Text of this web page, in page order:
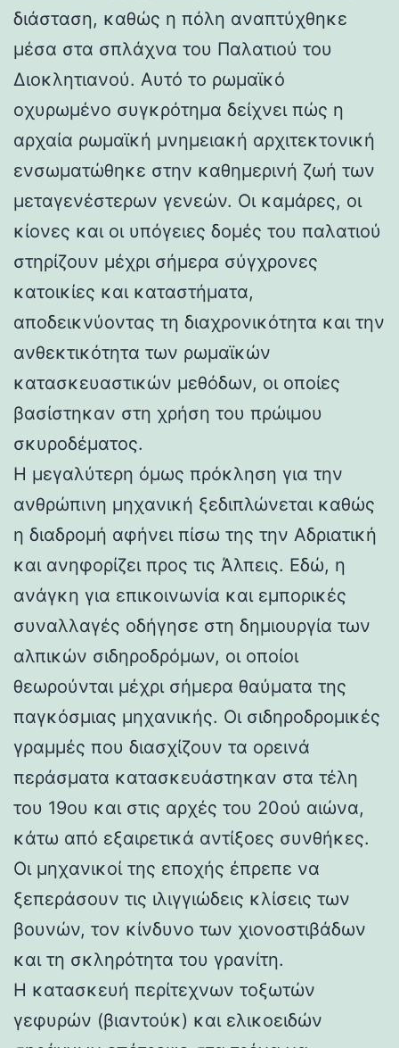
διάσταση, καθώς η πόλη αναπτύχθηκε
μέσα στα σπλάχνα του Παλατιού του
Διοκλητιανού. Αυτό το ρωμαϊκό
οχυρωμένο συγκρότημα δείχνει πώς η
αρχαία ρωμαϊκή μνημειακή αρχιτεκτονική
ενσωματώθηκε στην καθημερινή ζωή των
μεταγενέστερων γενεών. Οι καμάρες, οι
κίονες και οι υπόγειες δομές του παλατιού
στηρίζουν μέχρι σήμερα σύγχρονες
κατοικίες και καταστήματα,
αποδεικνύοντας τη διαχρονικότητα και την
ανθεκτικότητα των ρωμαϊκών
κατασκευαστικών μεθόδων, οι οποίες
βασίστηκαν στη χρήση του πρώιμου
σκυροδέματος.
Η μεγαλύτερη όμως πρόκληση για την
ανθρώπινη μηχανική ξεδιπλώνεται καθώς
η διαδρομή αφήνει πίσω της την Αδριατική
και ανηφορίζει προς τις Άλπεις. Εδώ, η
ανάγκη για επικοινωνία και εμπορικές
συναλλαγές οδήγησε στη δημιουργία των
αλπικών σιδηροδρόμων, οι οποίοι
θεωρούνται μέχρι σήμερα θαύματα της
παγκόσμιας μηχανικής. Οι σιδηροδρομικές
γραμμές που διασχίζουν τα ορεινά
περάσματα κατασκευάστηκαν στα τέλη
του 19ου και στις αρχές του 20ού αιώνα,
κάτω από εξαιρετικά αντίξοες συνθήκες.
Οι μηχανικοί της εποχής έπρεπε να
ξεπεράσουν τις ιλιγγιώδεις κλίσεις των
βουνών, τον κίνδυνο των χιονοστιβάδων
και τη σκληρότητα του γρανίτη.
Η κατασκευή περίτεχνων τοξωτών
γεφυρών (βιαντούκ) και ελικοειδών